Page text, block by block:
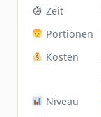
Zeit
Portionen
Kosten
Niveau